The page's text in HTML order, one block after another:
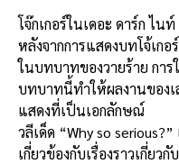
โจ๊กเกอร์ในเดอะ ดาร์ก ไนท์
หลังจากการแสดงบทโจ้เก
ในบทบาทของวายร้าย กา
บทบาทนี้ทำให้ผลงานของเ
แสดงที่เป็นเอกลักษณ์
วลีเด็ด “Why so
เกี่ยวข้องกับเรื่องราวเกี่ย